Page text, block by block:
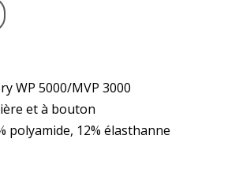
WP 5000/MVP 3000
et à bouton
polyamide, 12% élasthanne